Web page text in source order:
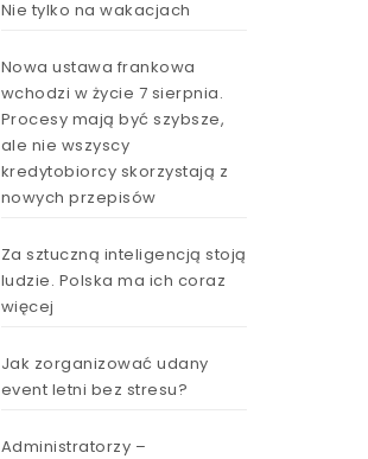
Nie tylko na wakacjach
Nowa ustawa frankowa
wchodzi w życie 7 sierpnia.
Procesy mają być szybsze,
ale nie wszyscy
kredytobiorcy skorzystają z
nowych przepisów
Za sztuczną inteligencją stoją
ludzie. Polska ma ich coraz
więcej
Jak zorganizować udany
event letni bez stresu?
Administratorzy –